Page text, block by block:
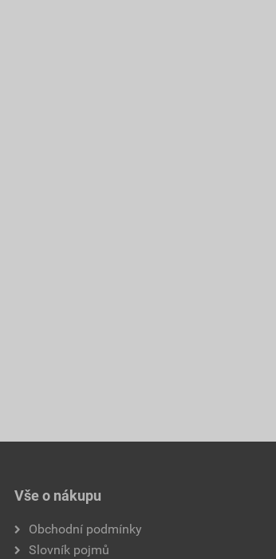
Vše o nákupu
Obchodní podmínky
Slovník pojmů